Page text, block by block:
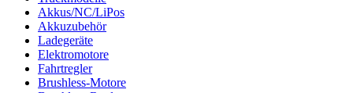
Akkus/NC/LiPos
Akkuzubehör
Ladegeräte
Elektromotore
Fahrtregler
Brushless-Motore